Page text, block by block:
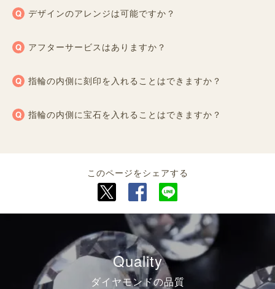
デザインのアレンジは可能ですか？
アフターサービスはありますか？
指輪の内側に刻印を入れることはできますか？
指輪の内側に宝石を入れることはできますか？
このページをシェアする
Quality
ダイヤモンドの品質